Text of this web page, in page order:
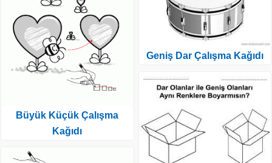
Büyük Küçük Çalışma
Kağıdı
Geniş Dar Çalışma Kağıdı